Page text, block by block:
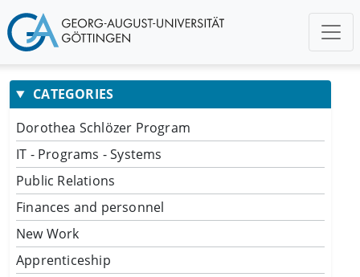
CATEGORIES
Dorothea Schlözer Program
IT - Programs - Systems
Public Relations
Finances and personnel
New Work
Apprenticeship